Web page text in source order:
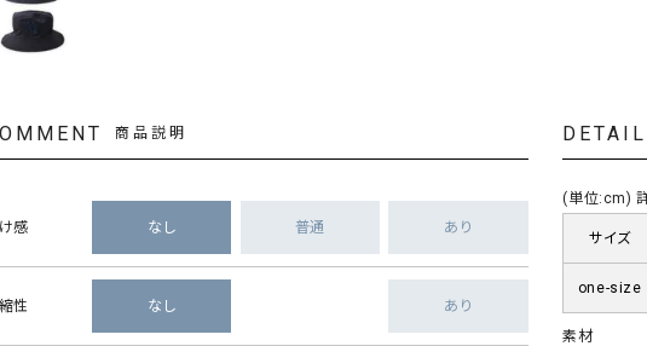
商品説明
感 なし 普通 あり
性 なし あり
DETAIL
(単位:cm)
サイズ
one-size
素材